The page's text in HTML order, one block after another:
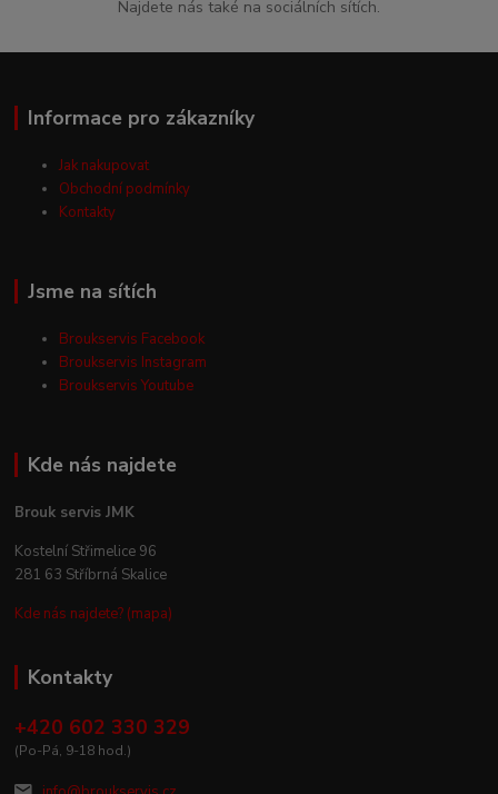
Najdete nás také na sociálních sítích.
Informace pro zákazníky
Jak nakupovat
Obchodní podmínky
Kontakty
Jsme na sítích
Broukservis Facebook
Broukservis Instagram
Broukservis Youtube
Kde nás najdete
Brouk servis JMK
Kostelní Střimelice 96
281 63 Stříbrná Skalice
Kde nás najdete? (mapa)
Kontakty
+420 602 330 329
(Po-Pá, 9-18 hod.)